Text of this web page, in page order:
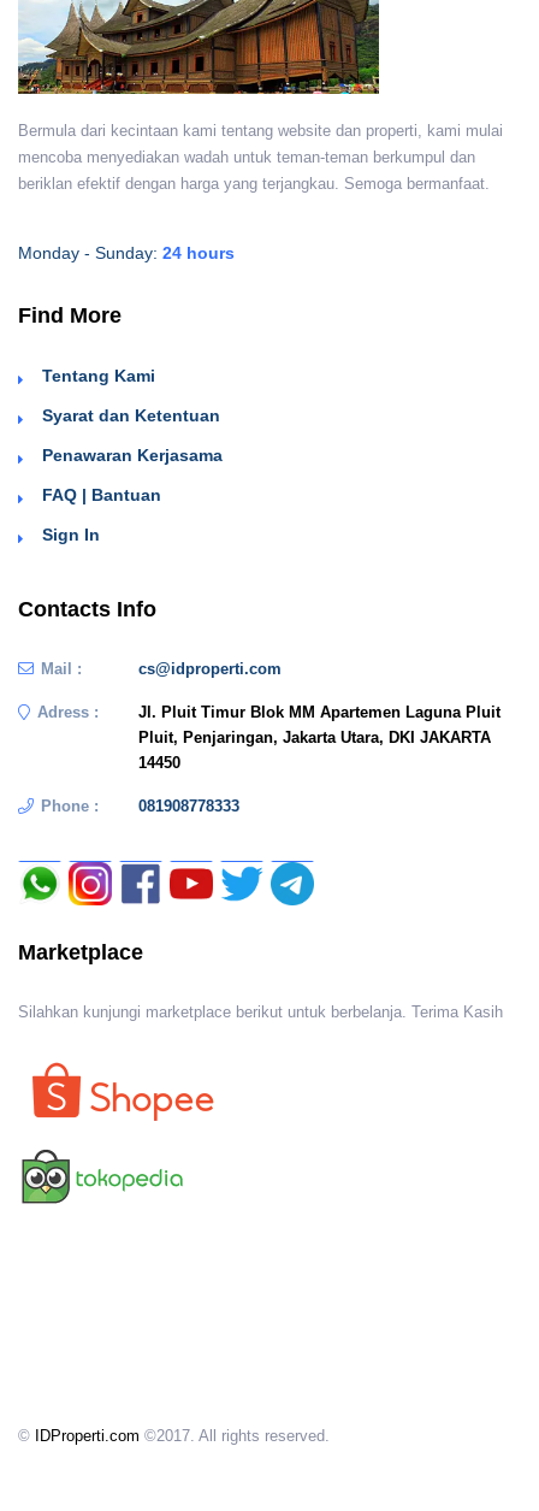
Bermula dari kecintaan kami tentang website dan properti, kami mulai
mencoba menyediakan wadah untuk teman-teman berkumpul dan
beriklan efektif dengan harga yang terjangkau. Semoga bermanfaat.
Monday - Sunday: 24 hours
Find More
Tentang Kami
Syarat dan Ketentuan
Penawaran Kerjasama
FAQ | Bantuan
Sign In
Contacts Info
Mail : cs@idproperti.com
Adress :
Jl. Pluit Timur Blok MM Apartemen Laguna Pluit
Pluit, Penjaringan, Jakarta Utara, DKI JAKARTA
14450
Phone : 081908778333
Marketplace
Silahkan kunjungi marketplace berikut untuk berbelanja. Terima Kasih
© IDProperti.com ©2017. All rights reserved.